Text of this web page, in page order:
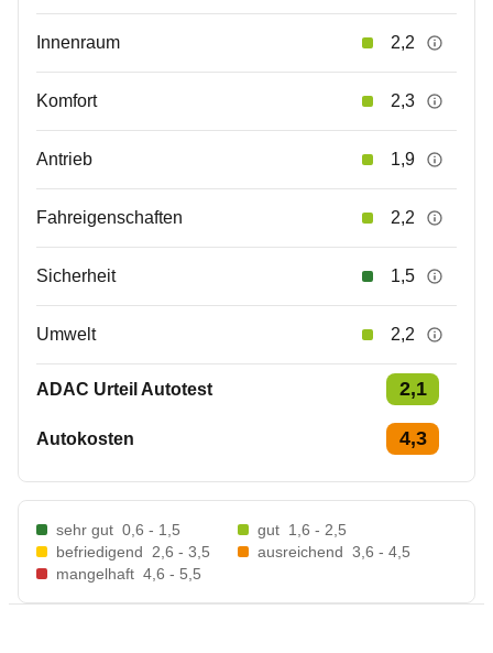
Innenraum 2,2
Komfort 2,3
Antrieb 1,9
Fahreigenschaften 2,2
Sicherheit 1,5
Umwelt 2,2
ADAC Urteil Autotest 2,1
Autokosten 4,3
sehr gut 0,6 - 1,5 gut 1,6 - 2,5
befriedigend
2,6 - 3,5 ausreichend 3,6 - 4,5
mangelhaft 4,6 - 5,5